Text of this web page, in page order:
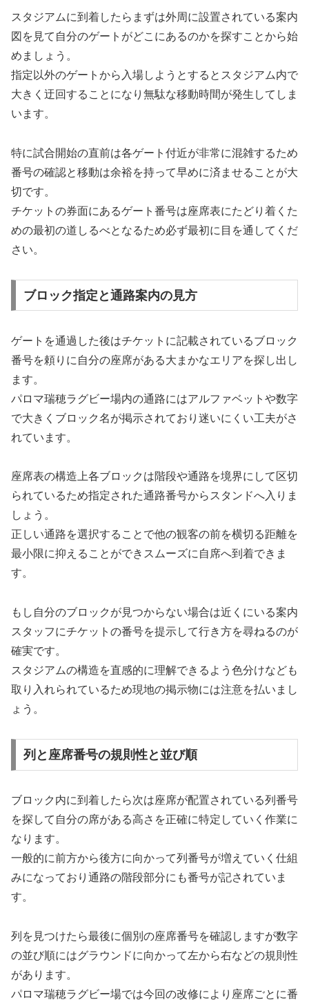
スタジアムに到着したらまずは外周に設置されている案内
図を見て自分のゲートがどこにあるのかを探すことから始
めましょう。
指定以外のゲートから入場しようとするとスタジアム内で
大きく迂回することになり無駄な移動時間が発生してしま
います。
特に試合開始の直前は各ゲート付近が非常に混雑するため
番号の確認と移動は余裕を持って早めに済ませることが大
切です。
チケットの券面にあるゲート番号は座席表にたどり着くた
めの最初の道しるべとなるため必ず最初に目を通してくだ
さい。
ブロック指定と通路案内の見方
ゲートを通過した後はチケットに記載されているブロック
番号を頼りに自分の座席がある大まかなエリアを探し出し
ます。
パロマ瑞穂ラグビー場内の通路にはアルファベットや数字
で大きくブロック名が掲示されており迷いにくい工夫がさ
れています。
座席表の構造上各ブロックは階段や通路を境界にして区切
られているため指定された通路番号からスタンドへ入りま
しょう。
正しい通路を選択することで他の観客の前を横切る距離を
最小限に抑えることができスムーズに自席へ到着できま
す。
もし自分のブロックが見つからない場合は近くにいる案内
スタッフにチケットの番号を提示して行き方を尋ねるのが
確実です。
スタジアムの構造を直感的に理解できるよう色分けなども
取り入れられているため現地の掲示物には注意を払いまし
ょう。
列と座席番号の規則性と並び順
ブロック内に到着したら次は座席が配置されている列番号
を探して自分の席がある高さを正確に特定していく作業に
なります。
一般的に前方から後方に向かって列番号が増えていく仕組
みになっており通路の階段部分にも番号が記されていま
す。
列を見つけたら最後に個別の座席番号を確認しますが数字
の並び順にはグラウンドに向かって左から右などの規則性
があります。
パロマ瑞穂ラグビー場では今回の改修により座席ごとに番